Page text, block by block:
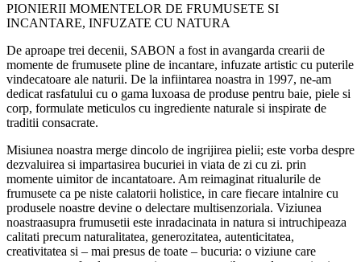
PIONIERII MOMENTELOR DE FRUMUSETE SI
INCANTARE, INFUZATE CU NATURA
De aproape trei decenii, SABON a fost in avangarda crearii de
momente de frumusete pline de incantare, infuzate artistic cu puterile
vindecatoare ale naturii. De la infiintarea noastra in 1997, ne-am
dedicat rasfatului cu o gama luxoasa de produse pentru baie, piele si
corp, formulate meticulos cu ingrediente naturale si inspirate de
traditii consacrate.
Misiunea noastra merge dincolo de ingrijirea pielii; este vorba despre
dezvaluirea si impartasirea bucuriei in viata de zi cu zi. prin
momente uimitor de incantatoare. Am reimaginat ritualurile de
frumusete ca pe niste calatorii holistice, in care fiecare intalnire cu
produsele noastre devine o delectare multisenzoriala. Viziunea
noastraasupra frumusetii este inradacinata in natura si intruchipeaza
calitati precum naturalitatea, generozitatea, autenticitatea,
creativitatea si – mai presus de toate – bucuria: o viziune care